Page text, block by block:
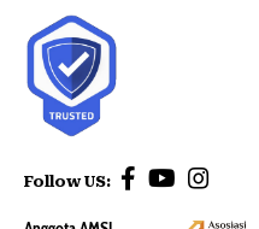
Follow US: